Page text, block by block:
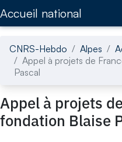
Accueil national
CNRS-Hebdo Alpes
Appel à projets de
Pascal
Appel à projets
fondation Blaise